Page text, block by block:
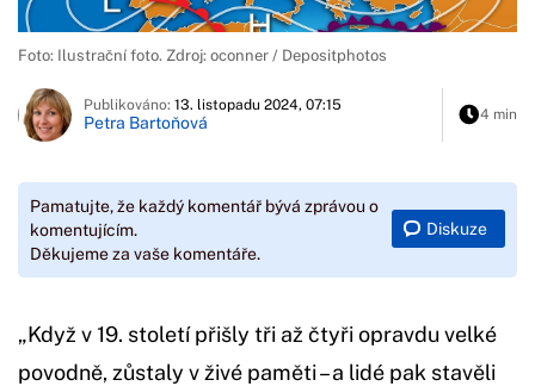
Foto: Ilustrační foto. Zdroj: oconner / Depositphotos
Publikováno: 13. listopadu 2024, 07:15
Petra Bartoňová 4 min
Pamatujte, že každý komentář bývá zprávou o
komentujícím.
Děkujeme za vaše komentáře.
Diskuze
„Když v 19. století přišly tři až čtyři opravdu velké
povodně, zůstaly v živé paměti – a lidé pak stavěli